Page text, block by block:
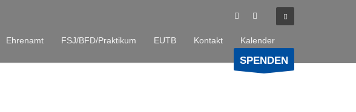
Ehrenamt FSJ/BFD/Praktikum EUTB Kontakt Kalender
SPENDEN